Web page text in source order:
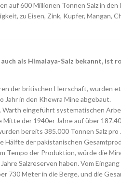
auf 600 Millionen Tonnen Salz in
zu Eisen, Zink, Kupfer, Mangan,
auch als Himalaya-Salz bekannt,
der britischen Herrschaft, wurden
Jahr in den Khewra Mine abgebaut.
Warth eingeführt systematischen
Mitte der 1940er Jahre auf über
bereits 385.000 Tonnen Salz pro
Hälfte der pakistanischen
Tempo der Produktion, würde die
Salzreserven haben. Vom
730 Meter in die Berge, und die